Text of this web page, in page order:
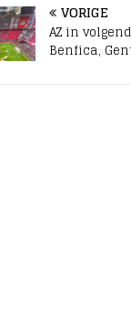
VORIGE
AZ in
Benfica,